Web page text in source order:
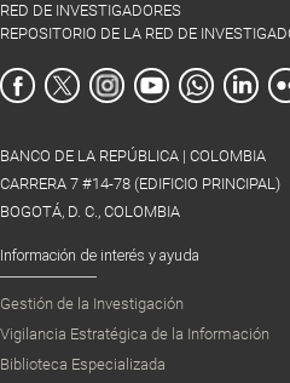
RED DE INVESTIGADORES
REPOSITORIO DE LA RED DE
BANCO DE LA REPÚBLICA | COLOMBIA
CARRERA 7 #14-78 (EDIFICIO PRINCIPAL)
BOGOTÁ, D. C., COLOMBIA
Información de interés y ayuda
Gestión de la Investigación
Vigilancia Estratégica de la Información
Biblioteca Especializada